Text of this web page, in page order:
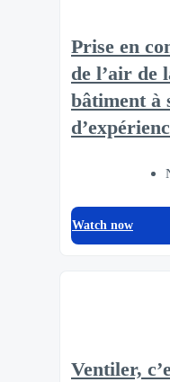
Prise en
de l’air de
bâtiment à
Watch now
Ventiler,